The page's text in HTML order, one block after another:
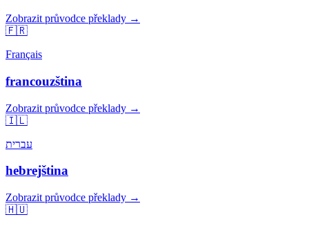
Zobrazit průvodce překlady →
🇫🇷
Français
francouzština
Zobrazit průvodce překlady →
🇮🇱
עברית
hebrejština
Zobrazit průvodce překlady →
🇭🇺